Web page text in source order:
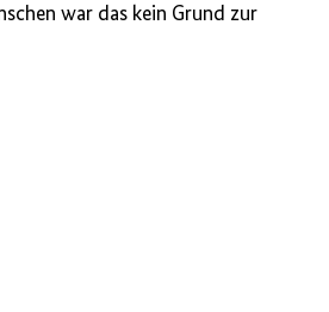
war das kein Grund zur